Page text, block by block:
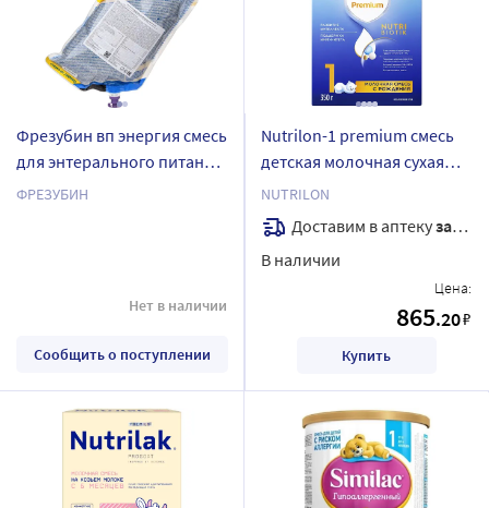
Фрезубин вп энергия смесь
для энтерального питания
1 л
ФРЕЗУБИН
Нет в наличии
Сообщить о поступлении
Nutrilon-1 premium смесь
детская молочная сухая
адаптированная 350 гр
NUTRILON
Доставим в аптекузавтра
В наличии
Цена:
865.20₽
Купить